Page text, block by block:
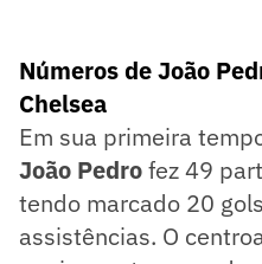
Números de João
Chelsea
Em sua primeira
João Pedrofez 49
tendo marcado 20
assistências. O